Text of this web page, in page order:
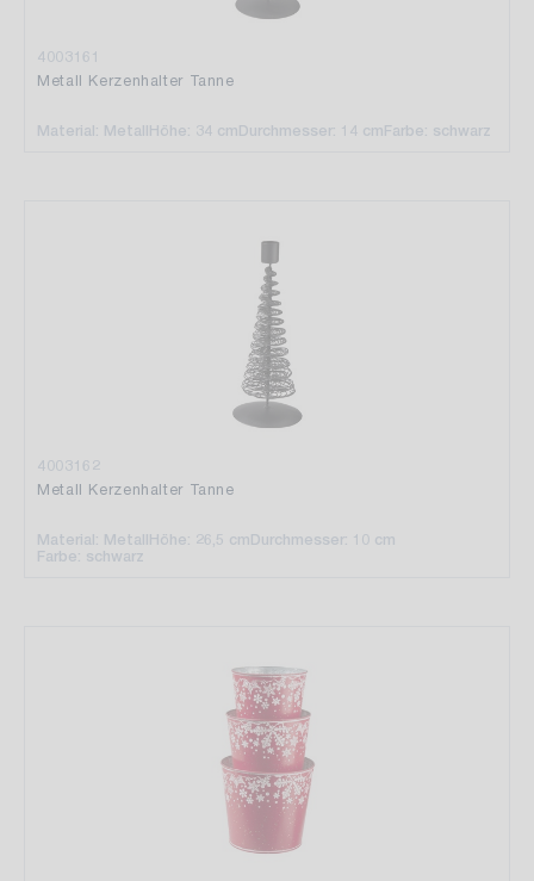
4003161
Metall Kerzenhalter Tanne
Material: MetallHöhe: 34 cmDurchmesser: 14 cmFarbe: schwarz
4003162
Metall Kerzenhalter Tanne
Material: MetallHöhe: 26,5 cmDurchmesser: 10 cm
Farbe: schwarz